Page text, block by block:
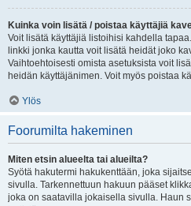
Kuinka voin lisätä / poistaa käyttäjiä
Voit lisätä käyttäjiä listoihisi kahdella
linkki jonka kautta voit lisätä heidät joko
Vaihtoehtoisesti omista asetuksista voit
heidän käyttäjänimen. Voit myös poistaa
Ylös
Foorumilta hakeminen
Miten etsin alueelta tai alueilta?
Syötä hakutermi hakukenttään, joka
sivulla. Tarkennettuun hakuun pääset
joka on saatavilla jokaisella sivulla. Haun